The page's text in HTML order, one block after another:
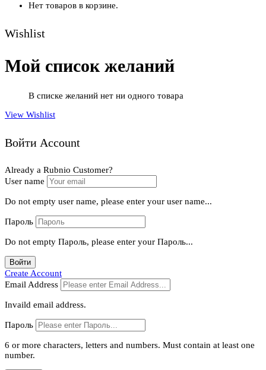
Нет товаров в корзине.
Wishlist
Мой список желаний
В списке желаний нет ни одного товара
View Wishlist
Войти Account
Already a Rubnio Customer?
User name
Do not empty user name, please enter your user name...
Пароль
Do not empty Пароль, please enter your Пароль...
Войти
Create Account
Email Address
Invaild email address.
Пароль
6 or more characters, letters and numbers. Must contain at least one
number.